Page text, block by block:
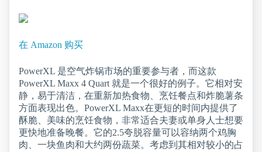
在 Amazon 购买
PowerXL 是空气炸锅市场的重要参与者，而这款
PowerXL Maxx 4 Quart 就是一个很好的例子。它相对安
静，易于清洁，在重新加热食物、烹饪餐点和炸脆薯条
方面表现出色。PowerXL Maxx在更短的时间内提供了
酥脆、美味的烹饪食物，非常适合夫妻或单身人士想要
更快地准备晚餐。它的2.5夸脱容量可以容纳两个鸡胸
肉、一块鱼肉和大约两份蔬菜。考虑到其相对较小的占